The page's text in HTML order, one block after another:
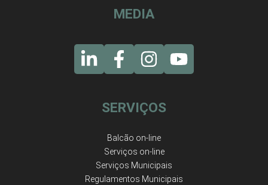
MEDIA
SERVIÇOS
Balcão on-line
Serviços on-line
Serviços Municipais
Regulamentos Municipais